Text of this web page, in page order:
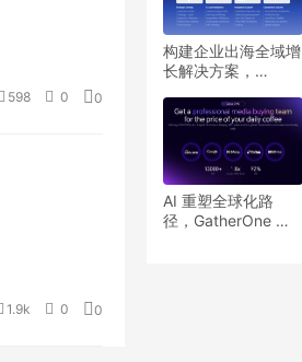
598 0 0
1.9k 0 0
构建企业出海全域增
长解决方案，
企业拓展全球市场
AI 重塑全球化路
径，GatherOne 探